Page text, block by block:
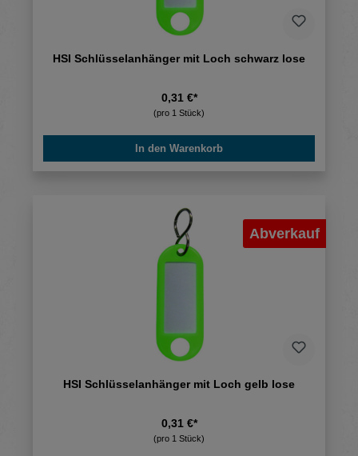
HSI Schlüsselanhänger mit Loch schwarz lose
0,31 €*
(pro 1 Stück)
In den Warenkorb
Abverkauf
HSI Schlüsselanhänger mit Loch gelb lose
0,31 €*
(pro 1 Stück)